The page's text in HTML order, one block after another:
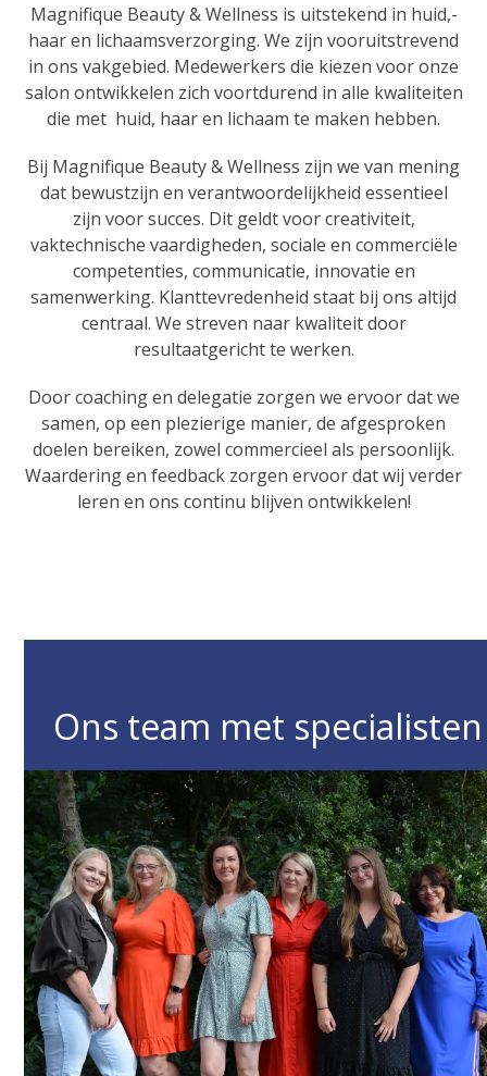
Magnifique Beauty & Wellness is uitstekend in huid,-
haar en lichaamsverzorging. We zijn vooruitstrevend
in ons vakgebied. Medewerkers die kiezen voor onze
salon ontwikkelen zich voortdurend in alle kwaliteiten
die met huid, haar en lichaam te maken hebben.
Bij Magnifique Beauty & Wellness zijn we van mening
dat bewustzijn en verantwoordelijkheid essentieel
zijn voor succes. Dit geldt voor creativiteit,
vaktechnische vaardigheden, sociale en commerciële
competenties, communicatie, innovatie en
samenwerking. Klanttevredenheid staat bij ons altijd
centraal. We streven naar kwaliteit door
resultaatgericht te werken.
Door coaching en delegatie zorgen we ervoor dat we
samen, op een plezierige manier, de afgesproken
doelen bereiken, zowel commercieel als persoonlijk.
Waardering en feedback zorgen ervoor dat wij verder
leren en ons continu blijven ontwikkelen!
Ons team met specialisten